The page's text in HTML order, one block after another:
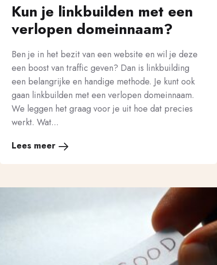
Kun je linkbuilden met een
verlopen domeinnaam?
Ben je in het bezit van een website en wil je deze
een boost van traffic geven? Dan is linkbuilding
een belangrijke en handige methode. Je kunt ook
gaan linkbuilden met een verlopen domeinnaam.
We leggen het graag voor je uit hoe dat precies
werkt. Wat...
Lees meer